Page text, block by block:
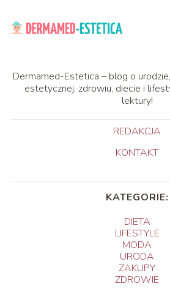
Dermamed-Estetica – blog o
estetycznej, zdrowiu, diecie i
lektury!
REDAKCJA
KONTAKT
KATEGORIE:
DIETA
LIFESTYLE
MODA
URODA
ZAKUPY
ZDROWIE